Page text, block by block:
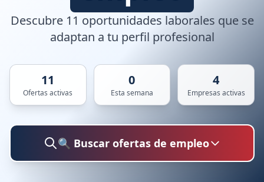
Descubre 11 oportunidades laborales que se
adaptan a tu perfil profesional
11
Ofertas activas
0
Esta semana
4
Empresas activas
🔍 Buscar ofertas de empleo